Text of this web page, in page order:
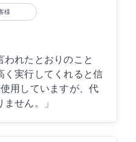
様
われたとおりのこと
く実行してくれると信
用していますが、代
せん。」